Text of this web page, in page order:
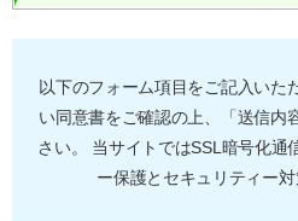
以下のフォーム項目をご記入いた
い同意書をご確認の上、「送信内
さい。
当サイトではSSL暗号化通
ー保護とセキュリティー対